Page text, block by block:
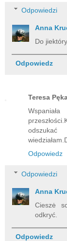
Odpowiedzi
Anna
Do
Odpowiedz
Teresa
Odpowiedz
Odpowiedzi
Anna
Cieszė
odkryć.
Odpowiedz